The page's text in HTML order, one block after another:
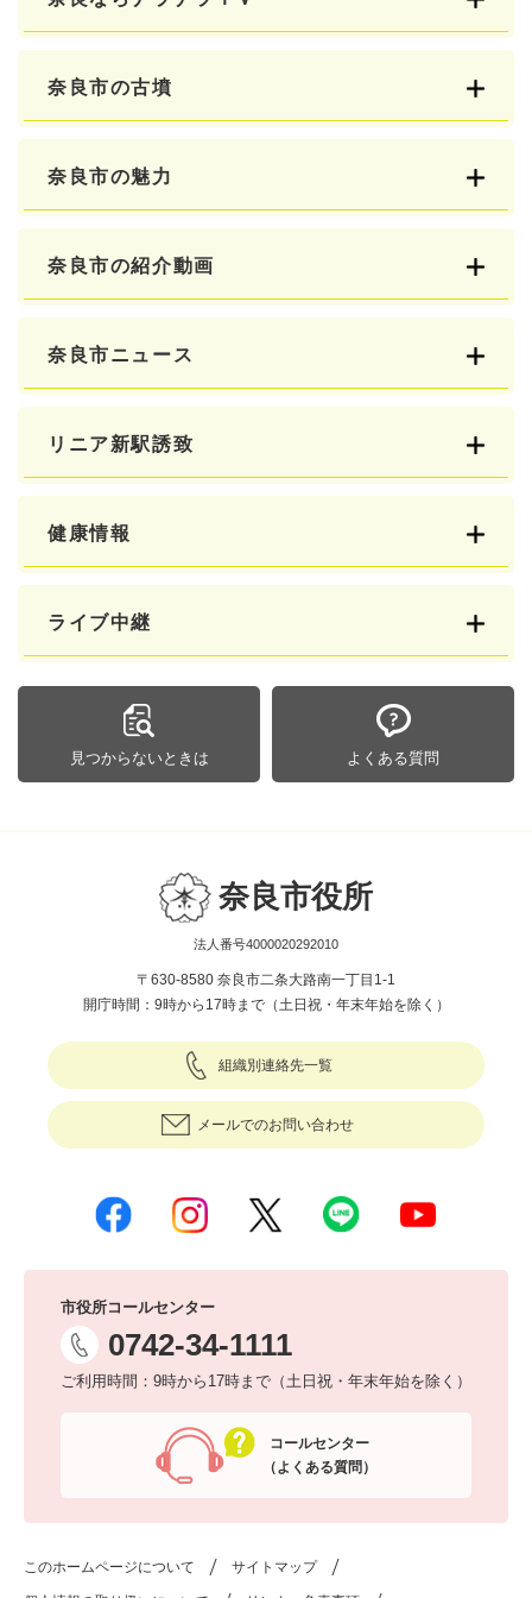
奈良市の古墳
奈良市の魅力
奈良市の紹介動画
奈良市ニュース
リニア新駅誘致
健康情報
ライブ中継
見つからないときは よくある質問
奈良市役所
法人番号4000020292010
〒630-8580 奈良市二条大路南一丁目1-1
開庁時間：9時から17時まで（土日祝・年末年始を除く）
組織別連絡先一覧
メールでのお問い合わせ
市役所コールセンター
0742-34-1111
ご利用時間：9時から17時まで（土日祝・年末年始を除く）
コールセンター
（よくある質問）
このホームページについて サイトマップ